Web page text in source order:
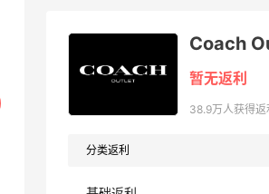
Coach
暂无返利
38.9万人获得返
分类返利